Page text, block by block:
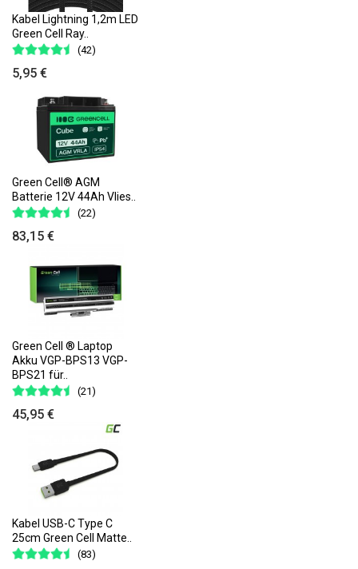
Kabel Lightning 1,2m LED
Green Cell Ray..
(42)
5,95 €
Green Cell® AGM
Batterie 12V 44Ah Vlies..
(22)
83,15 €
Green Cell ® Laptop
Akku VGP-BPS13 VGP-
BPS21 für..
(21)
45,95 €
Kabel USB-C Type C
25cm Green Cell Matte..
(83)